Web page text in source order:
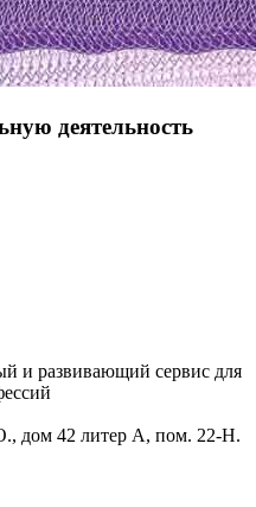
деятельность
и развивающий сервис для
дом 42 литер А, пом. 22-Н.